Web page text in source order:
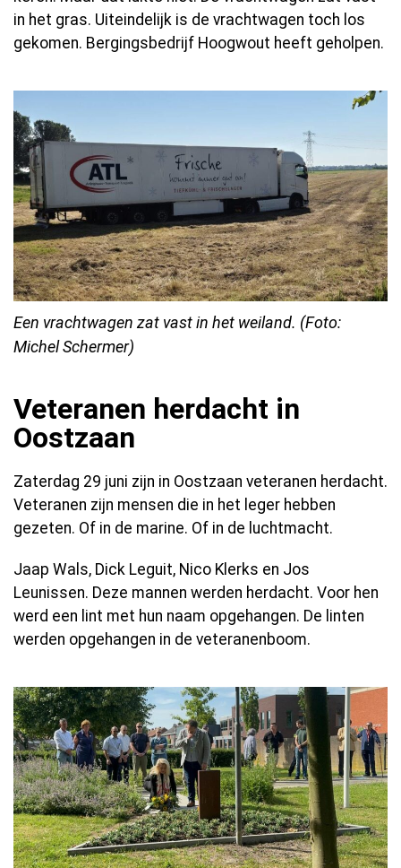
in het gras. Uiteindelijk is de vrachtwagen toch los
gekomen. Bergingsbedrijf Hoogwout heeft geholpen.
Een vrachtwagen zat vast in het weiland. (Foto:
Michel Schermer)
Veteranen herdacht in
Oostzaan
Zaterdag 29 juni zijn in Oostzaan veteranen herdacht.
Veteranen zijn mensen die in het leger hebben
gezeten. Of in de marine. Of in de luchtmacht.
Jaap Wals, Dick Leguit, Nico Klerks en Jos
Leunissen. Deze mannen werden herdacht. Voor hen
werd een lint met hun naam opgehangen. De linten
werden opgehangen in de veteranenboom.